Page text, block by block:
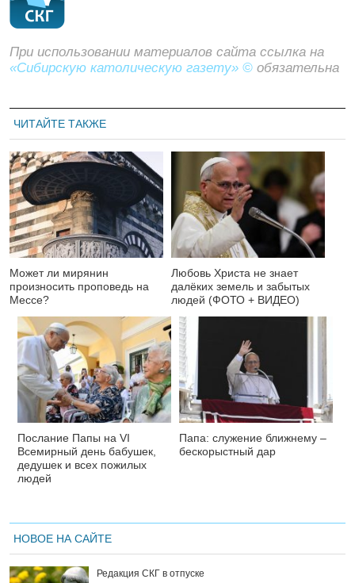
При использовании материалов сайта ссылка на
«Сибирскую католическую газету» © обязательна
ЧИТАЙТЕ ТАКЖЕ
Может ли мирянин
произносить проповедь на
Мессе?
Любовь Христа не знает
далёких земель и забытых
людей (ФОТО + ВИДЕО)
Послание Папы на VI
Всемирный день бабушек,
дедушек и всех пожилых
людей
Папа: служение ближнему –
бескорыстный дар
НОВОЕ НА САЙТЕ
Редакция СКГ в отпуске